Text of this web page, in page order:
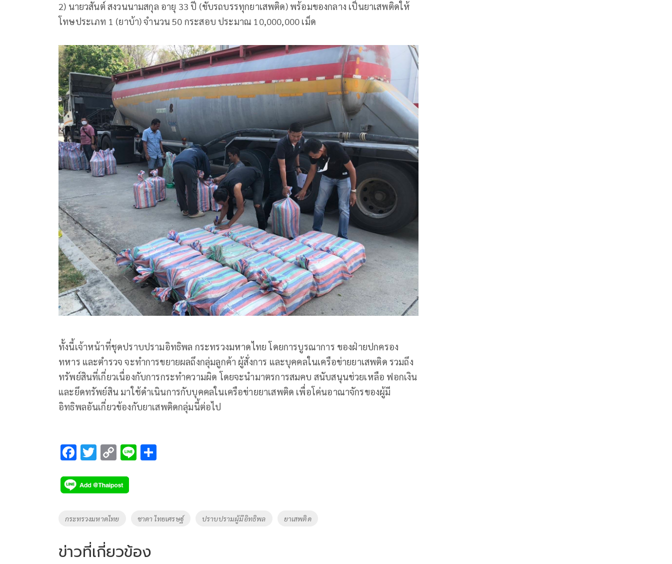
2) นายวสันต์ สงวนนามสกุล อายุ 33 ปี (ขับรถบรรทุกยาเสพติด) พร้อมของกลาง เป็นยาเสพติดให้
โทษประเภท 1 (ยาบ้า) จำนวน 50 กระสอบ ประมาณ 10,000,000 เม็ด
ทั้งนี้เจ้าหน้าที่ชุดปราบปรามอิทธิพล กระทรวงมหาดไทย โดยการบูรณาการ ของฝ่ายปกครอง
ทหาร และตำรวจ จะทำการขยายผลถึงกลุ่มลูกค้า ผู้สั่งการ และบุคคลในเครือข่ายยาเสพติด รวมถึง
ทรัพย์สินที่เกี่ยวเนื่องกับการกระทำความผิด โดยจะนำมาตรการสมคบ สนับสนุนช่วยเหลือ ฟอกเงิน
และยึดทรัพย์สิน มาใช้ดำเนินการกับบุคคลในเครือข่ายยาเสพติด เพื่อโค่นอาณาจักรของผู้มี
อิทธิพลอันเกี่ยวข้องกับยาเสพติดกลุ่มนี้ต่อไป
F
e
b
o
k
T
tt
er
C
p
y
Li
k
Li
Tags
กระทรวงมหาดไทย ชาดา ไทยเศรษฐ์ ปราบปรามผู้มีอิทธิพล ยาเสพติด
ข่าวที่เกี่ยวข้อง